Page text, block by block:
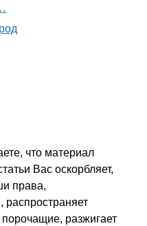
что материал
Вас оскорбляет,
права,
распространяет
разжигает